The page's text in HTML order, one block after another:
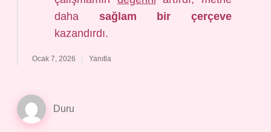
daha sağlam bir çerçeve
kazandırdı.
Ocak 7, 2026 Yanıtla
Duru